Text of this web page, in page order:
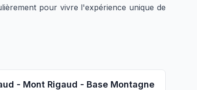
pour vivre l'expérience unique de
- Mont Rigaud - Base Montagne